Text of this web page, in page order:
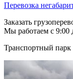
Перевозка
Заказать
Мы работаем с 9:00
Транспортный парк